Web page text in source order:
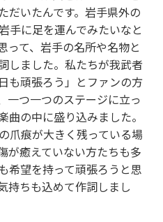
だいたんです。岩手県外の
手に足を運んでみたいなと
って、岩手の名所や名物と
しました。私たちが我武者
も頑張ろう」とファンの方
一つ一つのステージに立っ
曲の中に盛り込みました。
爪痕が大きく残っている場
が癒えていない方たちも多
希望を持って頑張ろうと思
持ちも込めて作詞しまし